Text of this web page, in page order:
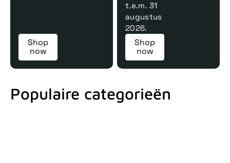
Shop
now
t.e.m. 31
augustus
2026.
Shop
now
Populaire categorieën